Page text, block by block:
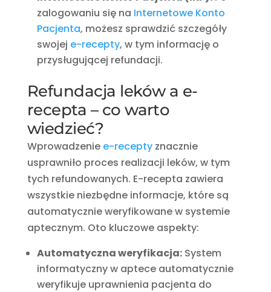
zalogowaniu się na Internetowe Konto
Pacjenta, możesz sprawdzić szczegóły
swojej e-recepty, w tym informację o
przysługującej refundacji.
Refundacja leków a e-
recepta – co warto
wiedzieć?
Wprowadzenie e-receptyznacznie
usprawniło proces realizacji leków, w tym
tych refundowanych. E-recepta zawiera
wszystkie niezbędne informacje, które są
automatycznie weryfikowane w systemie
aptecznym. Oto kluczowe aspekty:
Automatyczna weryfikacja:System
informatyczny w aptece automatycznie
weryfikuje uprawnienia pacjenta do